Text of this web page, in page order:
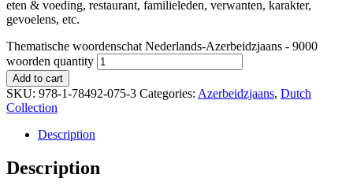
eten & voeding, restaurant, familieleden, verwanten, karakter,
gevoelens, etc.
Thematische woordenschat Nederlands-Azerbeidzjaans - 9000
woorden quantity
Add to cart
SKU: 978-1-78492-075-3 Categories: Azerbeidzjaans, Dutch
Collection
Description
Description